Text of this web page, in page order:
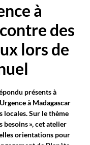
à
des
lors de
présents à
à Madagascar
locales. Sur le thème
besoins », cet atelier
orientations pour